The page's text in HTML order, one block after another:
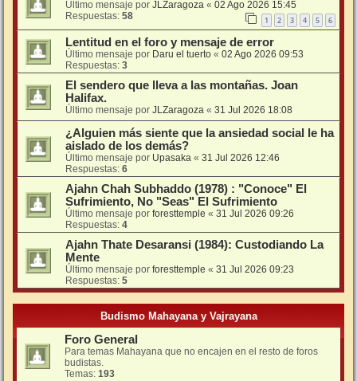
Último mensaje por JLZaragoza « 02 Ago 2026 15:45
Respuestas: 58 1 2 3 4 5 6
Lentitud en el foro y mensaje de error
Último mensaje por Daru el tuerto « 02 Ago 2026 09:53
Respuestas: 3
El sendero que lleva a las montañas. Joan
Halifax.
Último mensaje por JLZaragoza « 31 Jul 2026 18:08
¿Alguien más siente que la ansiedad social le ha
aislado de los demás?
Último mensaje por Upasaka « 31 Jul 2026 12:46
Respuestas: 6
Ajahn Chah Subhaddo (1978) : "Conoce" El
Sufrimiento, No "Seas" El Sufrimiento
Último mensaje por foresttemple « 31 Jul 2026 09:26
Respuestas: 4
Ajahn Thate Desaransi (1984): Custodiando La
Mente
Último mensaje por foresttemple « 31 Jul 2026 09:23
Respuestas: 5
Budismo Mahayana y Vajrayana
Foro General
Para temas Mahayana que no encajen en el resto de foros
budistas.
Temas: 193